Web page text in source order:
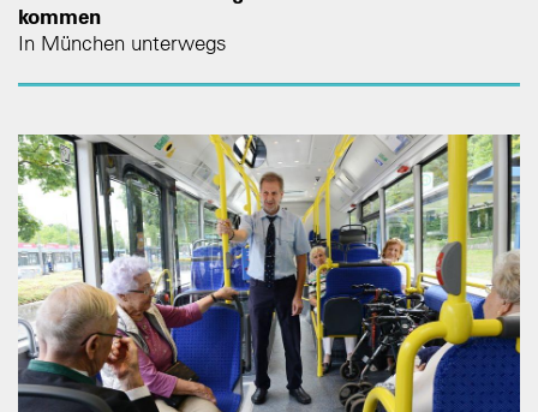
kommen
In München unterwegs